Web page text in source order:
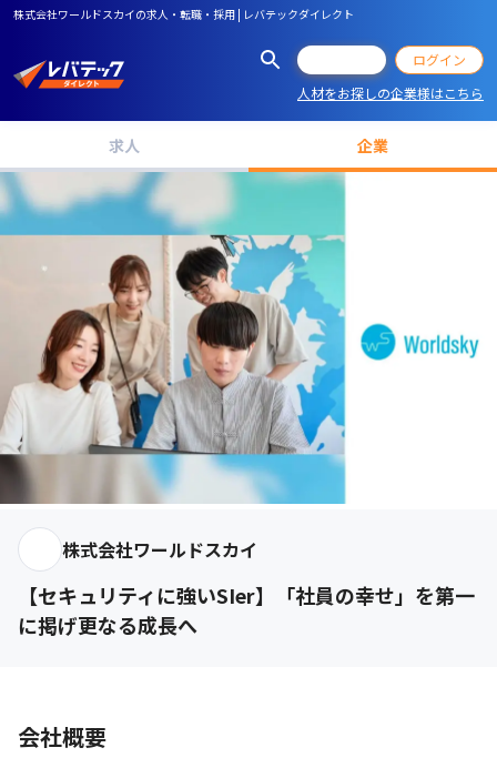
株式会社ワールドスカイの求人・転職・採用 | レバテックダイレクト
ログイン
人材をお探しの企業様はこちら
求人 企業
株式会社ワールドスカイ
【セキュリティに強いSIer】「社員の幸せ」を第一
に掲げ更なる成長へ
会社概要